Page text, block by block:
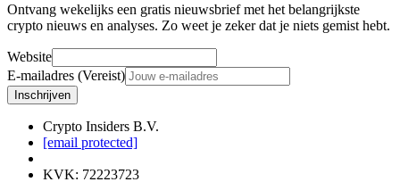
Ontvang wekelijks een gratis nieuwsbrief met het belangrijkste
crypto nieuws en analyses. Zo weet je zeker dat je niets gemist hebt.
Website
E-mailadres (Vereist)
Inschrijven
Crypto Insiders B.V.
[email protected]
KVK: 72223723